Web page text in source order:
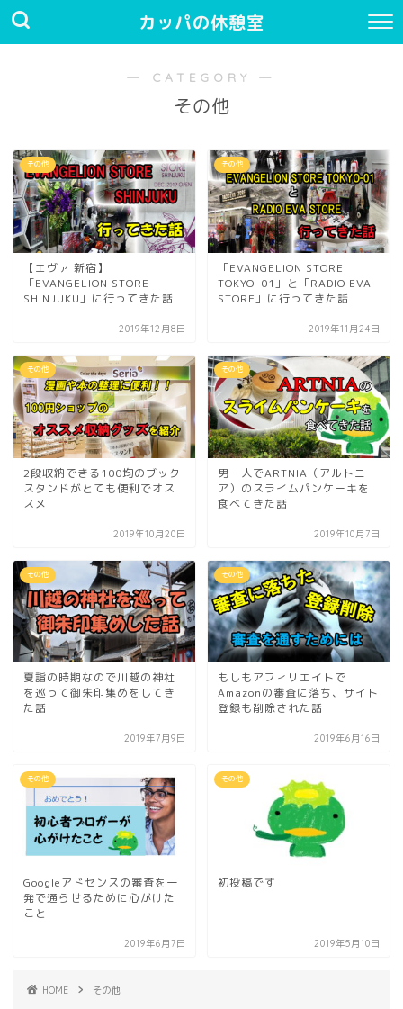
カッパの休憩室
― CATEGORY ―
その他
その他
【エヴァ 新宿】
「EVANGELION STORE
SHINJUKU」に行ってきた話
2019年12月8日
その他
「EVANGELION STORE
TOKYO-01」と「RADIO EVA
STORE」に行ってきた話
2019年11月24日
その他
2段収納できる100均のブック
スタンドがとても便利でオス
スメ
2019年10月20日
その他
男一人でARTNIA（アルトニ
ア）のスライムパンケーキを
食べてきた話
2019年10月7日
その他
夏詣の時期なので川越の神社
を巡って御朱印集めをしてき
た話
2019年7月9日
その他
もしもアフィリエイトで
Amazonの審査に落ち、サイト
登録も削除された話
2019年6月16日
その他
Googleアドセンスの審査を一
発で通らせるために心がけた
こと
2019年6月7日
その他
初投稿です
2019年5月10日
HOME その他